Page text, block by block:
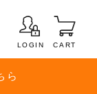
LOGIN CART
ら